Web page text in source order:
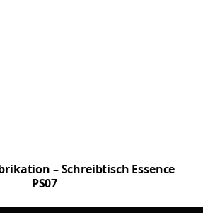
– Schreibtisch Essence
PS07